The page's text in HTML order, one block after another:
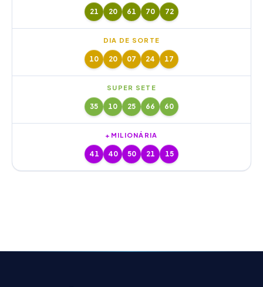
21 20 61 70 72
DIA DE SORTE
10 20 07 24 17
SUPER SETE
35 10 25 66 60
+MILIONÁRIA
41 40 50 21 15